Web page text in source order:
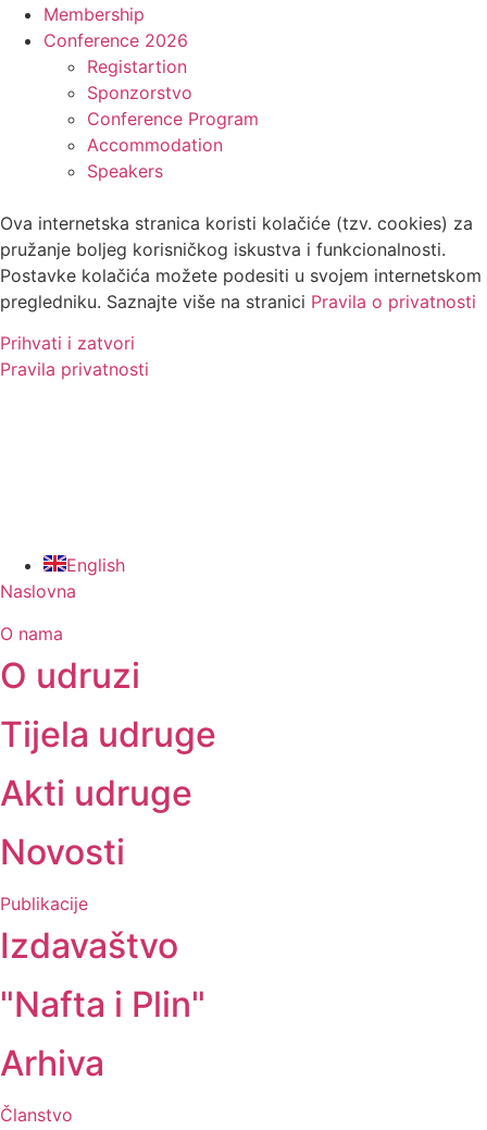
Membership
Conference 2026
Registartion
Sponzorstvo
Conference Program
Accommodation
Speakers
Ova internetska stranica koristi kolačiće (tzv. cookies) za
pružanje boljeg korisničkog iskustva i funkcionalnosti.
Postavke kolačića možete podesiti u svojem internetskom
pregledniku. Saznajte više na stranici Pravila o privatnosti
Prihvati i zatvori
Pravila privatnosti
English
Naslovna
O nama
O udruzi
Tijela udruge
Akti udruge
Novosti
Publikacije
Izdavaštvo
"Nafta i Plin"
Arhiva
Članstvo